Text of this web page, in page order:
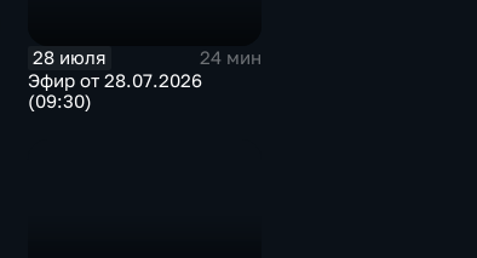
28 июля
24 мин
Эфир от 28.07.2026
(09:30)